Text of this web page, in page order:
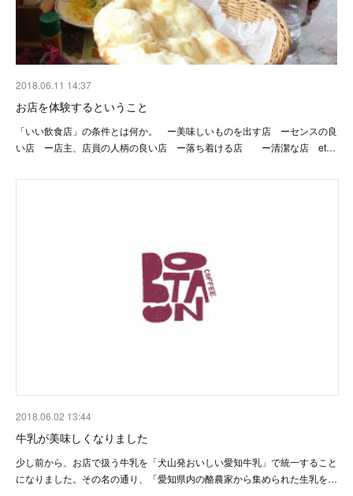
2018.06.11 14:37
お店を体験するということ
「いい飲食店」の条件とは何か。 ー美味しいものを出す店 ーセンスの良
い店 ー店主、店員の人柄の良い店 ー落ち着ける店 ー清潔な店 et…
2018.06.02 13:44
牛乳が美味しくなりました
少し前から、お店で扱う牛乳を「犬山発おいしい愛知牛乳」で統一すること
になりました。その名の通り、「愛知県内の酪農家から集められた生乳を…